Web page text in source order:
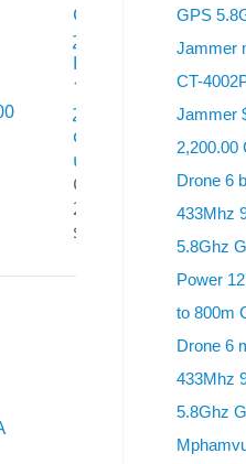
CT-24100G UAV
շարժիչը բարձր
հզորություն
140W 2.4Ghz GPS
շարժական
գործը Jammer
մինչեւ 4000m
CT-24100G GPS
2.4Ghz 140W
$ 5,800.00
GPS
Jammer
CT-
Jammer
2,200.00
Drone 6
433Mhz
5.8Ghz
Power
to 800m
Drone 6
433Mhz
5.8Ghz